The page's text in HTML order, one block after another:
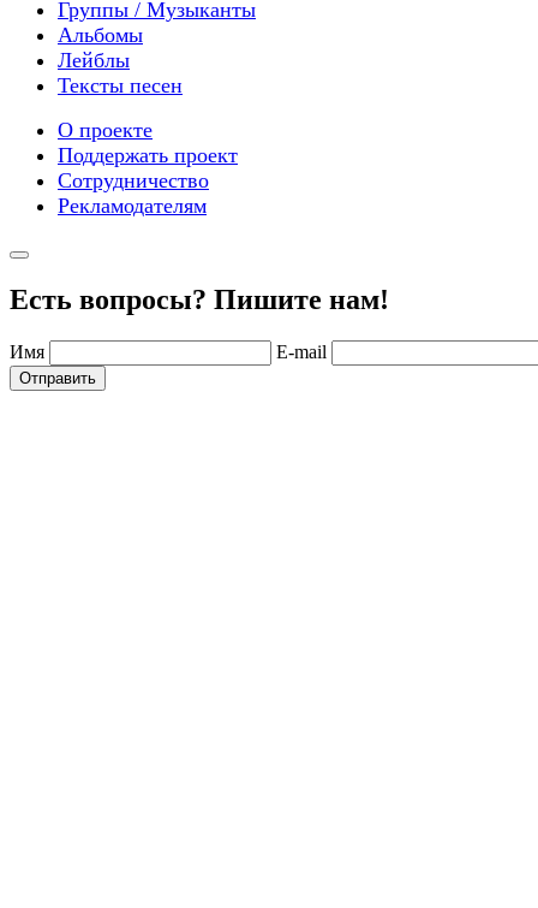
Группы / Музыканты
Альбомы
Лейблы
Тексты песен
О проекте
Поддержать проект
Сотрудничество
Рекламодателям
Есть вопросы? Пишите нам!
Имя E-mail